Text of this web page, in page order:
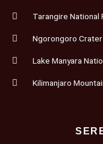
Tarangire National
Ngorongoro Crater
Lake Manyara
Kilimanjaro